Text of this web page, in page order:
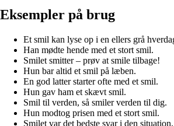
Eksempler på brug
Et smil kan lyse op i en ellers grå
Han mødte hende med et stort smil.
Smilet smitter – prøv at smile tilbage!
Hun bar altid et smil på læben.
En god latter starter ofte med et smil.
Hun gav ham et skævt smil.
Smil til verden, så smiler verden til dig.
Hun modtog prisen med et stort smil.
Smilet var det bedste svar i den situation.